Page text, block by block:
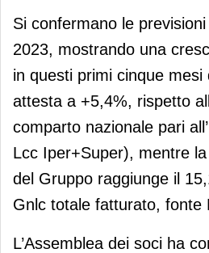
Si confermano le
2023, mostrando una
in questi primi cinque mesi
attesta a +5,4%, rispetto
comparto nazionale pari
Lcc Iper+Super), mentre
del Gruppo raggiunge il
Gnlc totale fatturato, fonte
L’Assemblea dei soci ha